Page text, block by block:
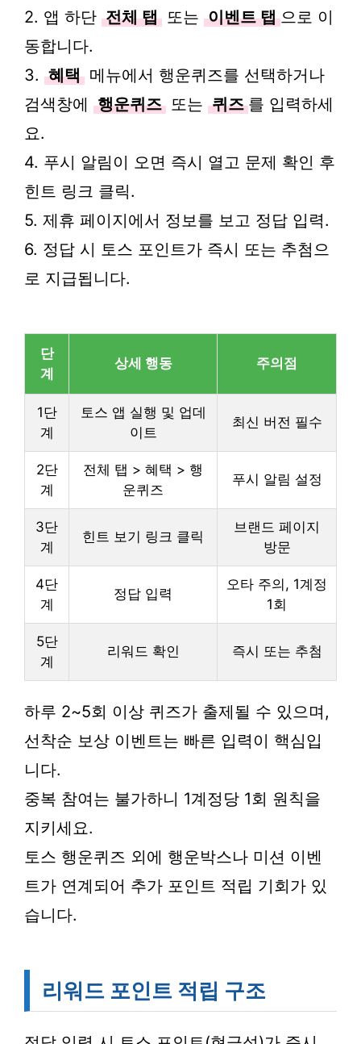
2. 앱 하단 전체 탭 또는 이벤트 탭 으로 이
동합니다.
3. 혜택 메뉴에서 행운퀴즈를 선택하거나
검색창에 행운퀴즈 또는 퀴즈 를 입력하세
요.
4. 푸시 알림이 오면 즉시 열고 문제 확인 후
힌트 링크 클릭.
5. 제휴 페이지에서 정보를 보고 정답 입력.
6. 정답 시 토스 포인트가 즉시 또는 추첨으
로 지급됩니다.
단
계
상세 행동 주의점
1단
계
토스 앱 실행 및 업데
이트
최신 버전 필수
2단
계
전체 탭 > 혜택 > 행
운퀴즈
푸시 알림 설정
3단
계
힌트 보기 링크 클릭
브랜드 페이지
방문
4단
계
정답 입력
오타 주의, 1계정
1회
5단
계
리워드 확인 즉시 또는 추첨
하루 2~5회 이상 퀴즈가 출제될 수 있으며,
선착순 보상 이벤트는 빠른 입력이 핵심입
니다.
중복 참여는 불가하니 1계정당 1회 원칙을
지키세요.
토스 행운퀴즈 외에 행운박스나 미션 이벤
트가 연계되어 추가 포인트 적립 기회가 있
습니다.
리워드 포인트 적립 구조